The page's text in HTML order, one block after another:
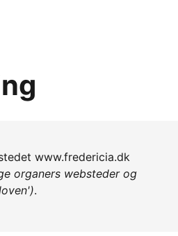
www.fredericia.dk
organers websteder og
.